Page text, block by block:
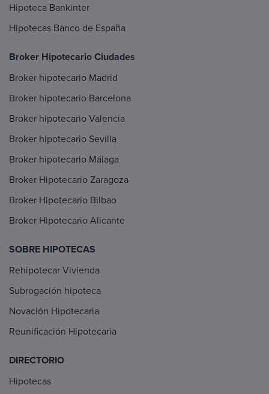
Hipoteca Bankinter
Hipotecas Banco de España
Broker Hipotecario Ciudades
Broker hipotecario Madrid
Broker hipotecario Barcelona
Broker hipotecario Valencia
Broker hipotecario Sevilla
Broker hipotecario Málaga
Broker Hipotecario Zaragoza
Broker Hipotecario Bilbao
Broker Hipotecario Alicante
SOBRE HIPOTECAS
Rehipotecar Vivienda
Subrogación hipoteca
Novación Hipotecaria
Reunificación Hipotecaria
DIRECTORIO
Hipotecas